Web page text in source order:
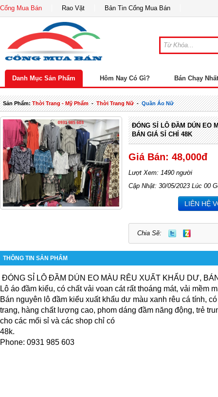
Cổng Mua Bán Rao Vặt Bản Tin Cổng Mua Bán
Danh Mục Sản Phẩm Hôm Nay Có Gì? Bán Chạy Nhất
Sản Phẩm:Thời Trang - Mỹ Phẩm-Thời Trang Nữ-Quần Áo Nữ
ĐÓNG SỈ LÔ ĐẦM DÚN EO
BÁN GIÁ SỈ CHỈ 48K
Giá Bán: 48,000đ
Lượt Xem: 1490 người
Cập Nhật: 30/05/2023 Lúc 00
LIÊN HỆ
Chia Sẽ:
THÔNG TIN SẢN PHẨM
ĐÓNG SỈ LÔ ĐẦM DÚN EO MÀU RÊU XUẤT KHẨU DƯ,
Lô áo đầm kiểu, có chất vải voan cát rất thoáng mát, vải mềm
Bán nguyên lô đầm kiểu xuất khẩu dư màu xanh rêu cá tính,
trang, hàng chất lượng cao, phom dáng đầm năng động, trẻ
cho các mối sỉ và các shop chỉ có
Phone: 0931 985 603